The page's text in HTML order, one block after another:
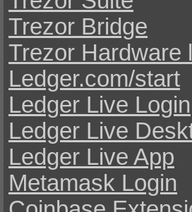
Trezor Bridge
Trezor Hardware
Ledger.com/start
Ledger Live Login
Ledger Live
Ledger Live App
Metamask Login